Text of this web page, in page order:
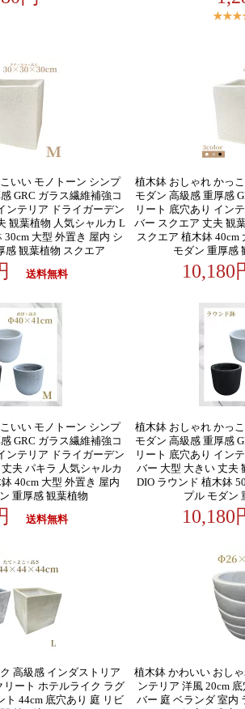
いい モノトーン シンプ
GRC ガラス繊維補強コ
ンテリア ドライガーデン
観葉植物 人気シャルカ L
30cm 大型 外置き 屋内 シ
感 観葉植物 スクエア
送料無料
植木鉢 おしゃれ かっ
モダン 高級感 重厚感
リート 底穴あり イン
バー スクエア 丈夫 観
スクエア 植木鉢 40cm
モダン 重厚感
10,180
いい モノトーン シンプ
GRC ガラス繊維補強コ
ンテリア ドライガーデン
夫 パキラ 人気シャルカ
40cm 大型 外置き 屋内
重厚感 観葉植物
送料無料
植木鉢 おしゃれ かっ
モダン 高級感 重厚感
リート 底穴あり イン
バー 大型 大きい 丈夫
DIO ラウンド 植木鉢
プル モダン
10,180
高級感 インダストリア
リート ホテルライク ラグ
ト 44cm 底穴あり 庭 リビ
植木鉢 かわいい おし
ンテリア 洋風 20cm
バー 庭 ベランダ 室内